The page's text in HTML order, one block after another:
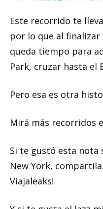
Este recorrido te
por lo que al
queda tiempo para
Park, cruzar hasta el
Pero esa es otra
Mirá más recorridos
Si te gustó esta nota
New York,
Viajaleaks!